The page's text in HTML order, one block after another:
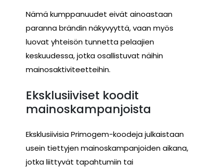
Nämä kumppanuudet eivät ainoastaan
paranna brändin näkyvyyttä, vaan myös
luovat yhteisön tunnetta pelaajien
keskuudessa, jotka osallistuvat näihin
mainosaktiviteetteihin.
Eksklusiiviset koodit
mainoskampanjoista
Eksklusiivisia Primogem-koodeja julkaistaan
usein tiettyjen mainoskampanjoiden aikana,
jotka liittyvät tapahtumiin tai